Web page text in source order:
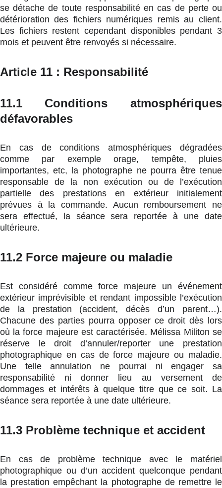
se détache de toute responsabilité en cas de perte ou
détérioration des fichiers numériques remis au client.
Les fichiers restent cependant disponibles pendant 3
mois et peuvent être renvoyés si nécessaire.
Article 11 : Responsabilité
11.1 Conditions atmosphériques
défavorables
En cas de conditions atmosphériques dégradées
comme par exemple orage, tempête, pluies
importantes, etc, la photographe ne pourra être tenue
responsable de la non exécution ou de l’exécution
partielle des prestations en extérieur initialement
prévues à la commande. Aucun remboursement ne
sera effectué, la séance sera reportée à une date
ultérieure.
11.2 Force majeure ou maladie
Est considéré comme force majeure un événement
extérieur imprévisible et rendant impossible l’exécution
de la prestation (accident, décès d’un parent…).
Chacune des parties pourra opposer ce droit dès lors
où la force majeure est caractérisée. Mélissa Militon se
réserve le droit d’annuler/reporter une prestation
photographique en cas de force majeure ou maladie.
Une telle annulation ne pourrai ni engager sa
responsabilité ni donner lieu au versement de
dommages et intérêts à quelque titre que ce soit. La
séance sera reportée à une date ultérieure.
11.3 Problème technique et accident
En cas de problème technique avec le matériel
photographique ou d’un accident quelconque pendant
la prestation empêchant la photographe de remettre le